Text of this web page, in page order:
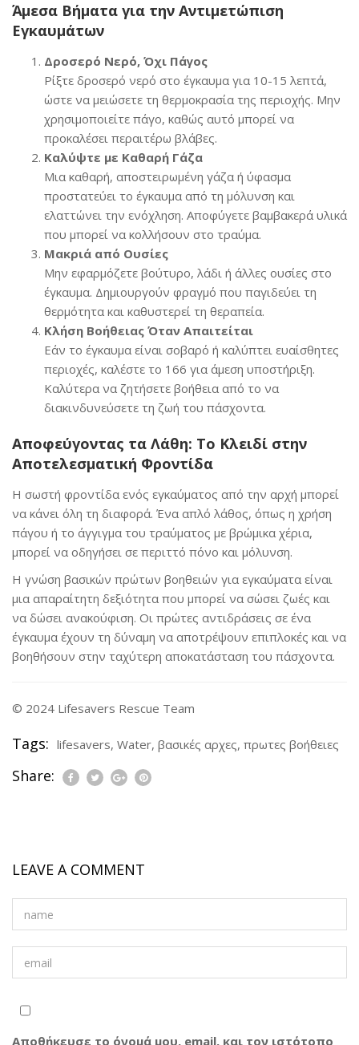
Άμεσα Βήματα για την Αντιμετώπιση
Εγκαυμάτων
Δροσερό Νερό, Όχι Πάγος
Ρίξτε δροσερό νερό στο έγκαυμα για 10-15 λεπτά,
ώστε να μειώσετε τη θερμοκρασία της περιοχής. Μην
χρησιμοποιείτε πάγο, καθώς αυτό μπορεί να
προκαλέσει περαιτέρω βλάβες.
Καλύψτε με Καθαρή Γάζα
Μια καθαρή, αποστειρωμένη γάζα ή ύφασμα
προστατεύει το έγκαυμα από τη μόλυνση και
ελαττώνει την ενόχληση. Αποφύγετε βαμβακερά υλικά
που μπορεί να κολλήσουν στο τραύμα.
Μακριά από Ουσίες
Μην εφαρμόζετε βούτυρο, λάδι ή άλλες ουσίες στο
έγκαυμα. Δημιουργούν φραγμό που παγιδεύει τη
θερμότητα και καθυστερεί τη θεραπεία.
Κλήση Βοήθειας Όταν Απαιτείται
Εάν το έγκαυμα είναι σοβαρό ή καλύπτει ευαίσθητες
περιοχές, καλέστε το 166 για άμεση υποστήριξη.
Καλύτερα να ζητήσετε βοήθεια από το να
διακινδυνεύσετε τη ζωή του πάσχοντα.
Αποφεύγοντας τα Λάθη: Το Κλειδί στην
Αποτελεσματική Φροντίδα
Η σωστή φροντίδα ενός εγκαύματος από την αρχή μπορεί
να κάνει όλη τη διαφορά. Ένα απλό λάθος, όπως η χρήση
πάγου ή το άγγιγμα του τραύματος με βρώμικα χέρια,
μπορεί να οδηγήσει σε περιττό πόνο και μόλυνση.
Η γνώση βασικών πρώτων βοηθειών για εγκαύματα είναι
μια απαραίτητη δεξιότητα που μπορεί να σώσει ζωές και
να δώσει ανακούφιση. Οι πρώτες αντιδράσεις σε ένα
έγκαυμα έχουν τη δύναμη να αποτρέψουν επιπλοκές και να
βοηθήσουν στην ταχύτερη αποκατάσταση του πάσχοντα.
© 2024 Lifesavers Rescue Team
Tags: lifesavers, Water, βασικές αρχες, πρωτες βοήθειες
Share:
LEAVE A COMMENT
Αποθήκευσε το όνομά μου, email, και τον ιστότοπο